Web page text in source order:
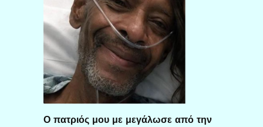
Ο πατριός μου με μεγάλωσε από την